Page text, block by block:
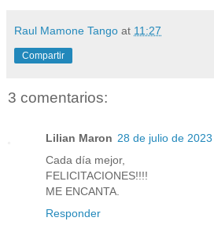
Raul Mamone Tango at 11:27
Compartir
3 comentarios:
Lilian Maron 28 de julio de
Cada día mejor,
FELICITACIONES!!!!
ME ENCANTA.
Responder